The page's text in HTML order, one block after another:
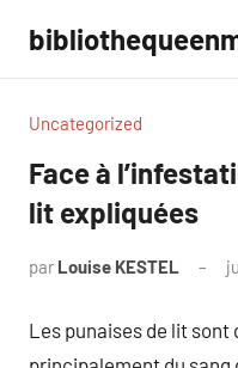
contenu
Uncategorized
Face à
lit expliquées
par Louise KESTEL
Les punaises de lit